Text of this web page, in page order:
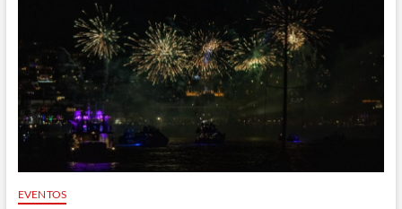
Whale
Watching?
EVENTOS